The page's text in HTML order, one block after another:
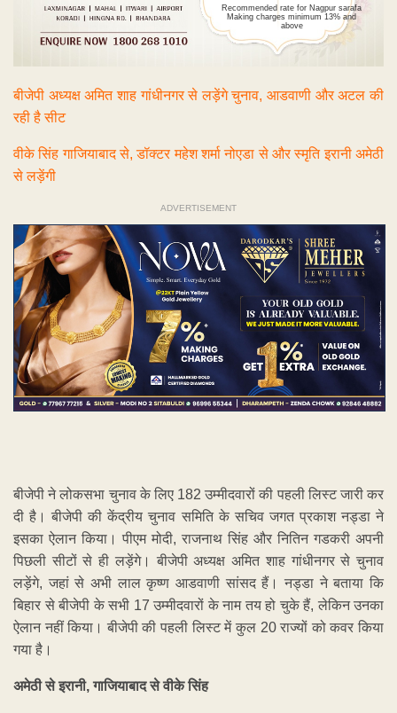
Recommended rate for Nagpur sarafa
Making charges minimum 13% and
above
बीजेपी अध्यक्ष अमित शाह गांधीनगर से लड़ेंगे चुनाव, आडवाणी और अटल की
रही है सीट
वीके सिंह गाजियाबाद से, डॉक्टर महेश शर्मा नोएडा से और स्मृति इरानी अमेठी
से लड़ेंगी
ADVERTISEMENT
बीजेपी ने लोकसभा चुनाव के लिए 182 उम्मीदवारों की पहली लिस्ट जारी कर
दी है। बीजेपी की केंद्रीय चुनाव समिति के सचिव जगत प्रकाश नड्डा ने
इसका ऐलान किया। पीएम मोदी, राजनाथ सिंह और नितिन गडकरी अपनी
पिछली सीटों से ही लड़ेंगे। बीजेपी अध्यक्ष अमित शाह गांधीनगर से चुनाव
लड़ेंगे, जहां से अभी लाल कृष्ण आडवाणी सांसद हैं। नड्डा ने बताया कि
बिहार से बीजेपी के सभी 17 उम्मीदवारों के नाम तय हो चुके हैं, लेकिन उनका
ऐलान नहीं किया। बीजेपी की पहली लिस्ट में कुल 20 राज्यों को कवर किया
गया है।
अमेठी से इरानी, गाजियाबाद से वीके सिंह